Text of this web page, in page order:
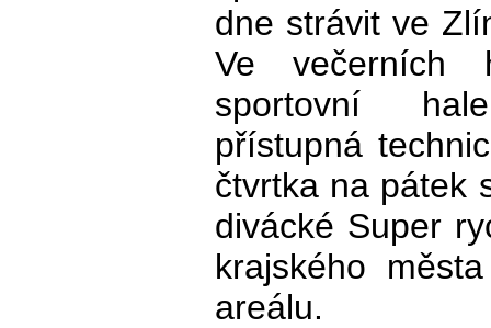
dne strávit ve
Ve večerních
sportovní
přístupná
čtvrtka na pátek
divácké Super
krajského
areálu.